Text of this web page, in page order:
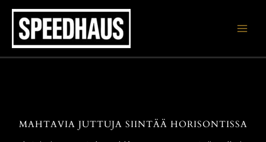
Siirry
sisältöön
MAHTAVIA JUTTUJA SIINTÄÄ HORISONTISSA